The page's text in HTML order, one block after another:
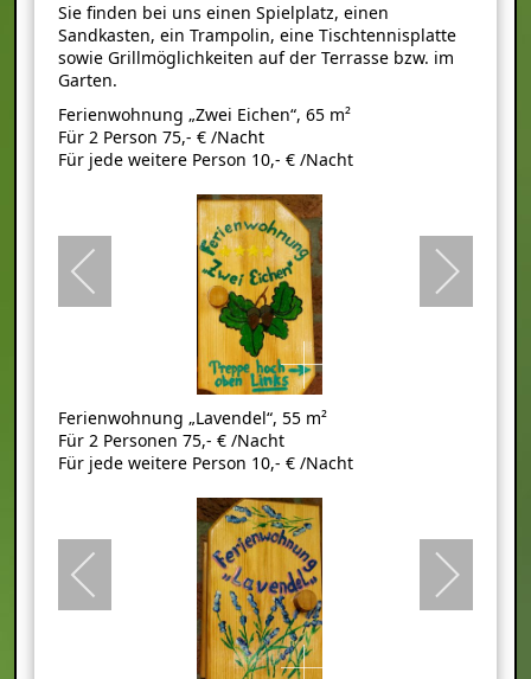
Sie finden bei uns einen Spielplatz, einen
Sandkasten, ein Trampolin, eine Tischtennisplatte
sowie Grillmöglichkeiten auf der Terrasse bzw. im
Garten.
Ferienwohnung „Zwei Eichen“, 65 m²
Für 2 Person 75,- € /Nacht
Für jede weitere Person 10,- € /Nacht
Ferienwohnung „Lavendel“, 55 m²
Für 2 Personen 75,- € /Nacht
Für jede weitere Person 10,- € /Nacht